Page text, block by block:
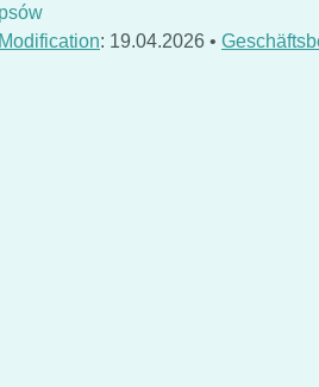
: 19.04.2026 •